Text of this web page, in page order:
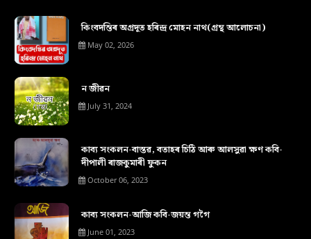
কিংবদন্তিৰ অগ্ৰদূত হৰিন্দ্ৰ মোহন নাথ(গ্ৰন্থ আলোচনা)
May 02, 2026
ন জীৱন
July 31, 2024
কাব্য সংকলন-বাস্তৱ, বতাহৰ চিঠি আৰু আলসুৱা ক্ষণ কবি-
দীপালী ৰাজকুমাৰী ফুকন
October 06, 2023
কাব্য সংকলন-আজি কবি-জয়ন্ত গগৈ
June 01, 2023